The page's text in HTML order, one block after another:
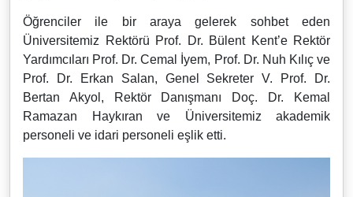
Öğrenciler ile bir araya gelerek sohbet eden
Üniversitemiz Rektörü Prof. Dr. Bülent Kent’e Rektör
Yardımcıları Prof. Dr. Cemal İyem, Prof. Dr. Nuh Kılıç ve
Prof. Dr. Erkan Salan, Genel Sekreter V. Prof. Dr.
Bertan Akyol, Rektör Danışmanı Doç. Dr. Kemal
Ramazan Haykıran ve Üniversitemiz akademik
personeli ve idari personeli eşlik etti.